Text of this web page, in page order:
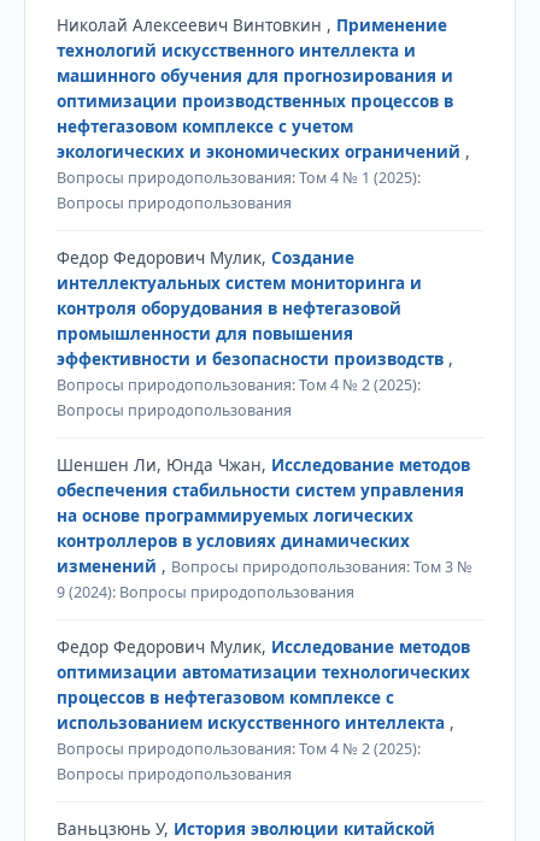
Николай Алексеевич Винтовкин , Применение
технологий искусственного интеллекта и
машинного обучения для прогнозирования и
оптимизации производственных процессов в
нефтегазовом комплексе с учетом
экологических и экономических ограничений ,
Вопросы природопользования: Том 4 № 1 (2025):
Вопросы природопользования
Федор Федорович Мулик, Создание
интеллектуальных систем мониторинга и
контроля оборудования в нефтегазовой
промышленности для повышения
эффективности и безопасности производств ,
Вопросы природопользования: Том 4 № 2 (2025):
Вопросы природопользования
Шеншен Ли, Юнда Чжан, Исследование методов
обеспечения стабильности систем управления
на основе программируемых логических
контроллеров в условиях динамических
изменений , Вопросы природопользования: Том 3 №
9 (2024): Вопросы природопользования
Федор Федорович Мулик, Исследование методов
оптимизации автоматизации технологических
процессов в нефтегазовом комплексе с
использованием искусственного интеллекта ,
Вопросы природопользования: Том 4 № 2 (2025):
Вопросы природопользования
Ваньцзюнь У, История эволюции китайской